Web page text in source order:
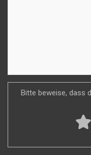
Bitte beweise, dass